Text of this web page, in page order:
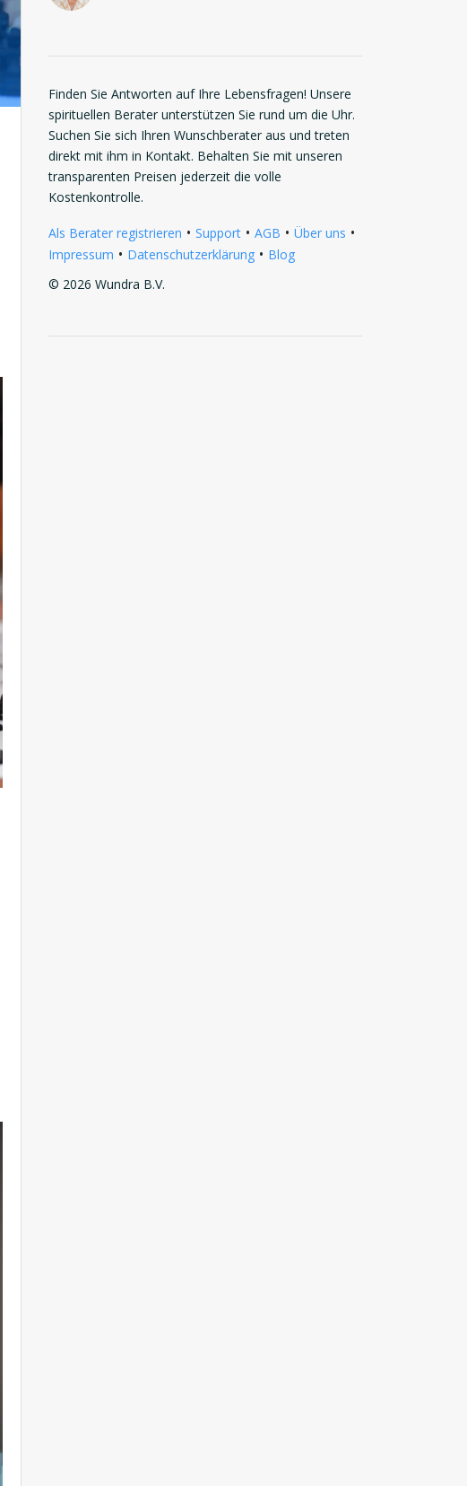
Finden Sie Antworten auf Ihre Lebensfragen! Unsere
spirituellen Berater unterstützen Sie rund um die Uhr.
Suchen Sie sich Ihren Wunschberater aus und treten
direkt mit ihm in Kontakt. Behalten Sie mit unseren
transparenten Preisen jederzeit die volle
Kostenkontrolle.
Als Berater registrieren • Support • AGB • Über uns •
Impressum • Datenschutzerklärung • Blog
© 2026 Wundra B.V.